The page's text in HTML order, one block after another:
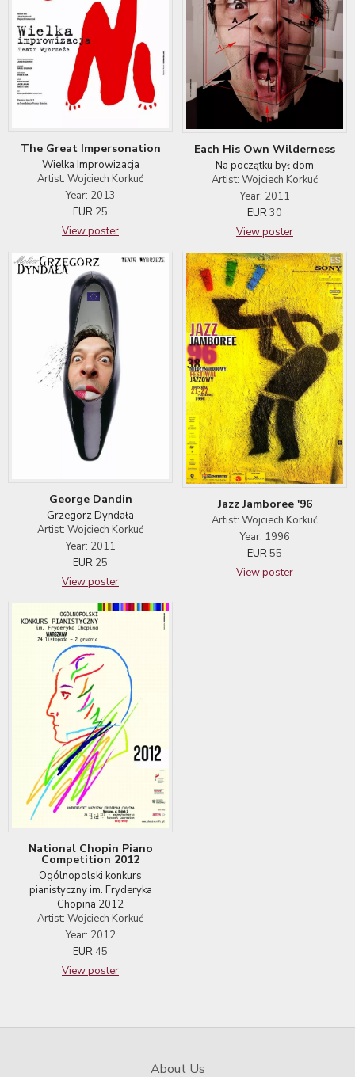
The Great Impersonation
Wielka Improwizacja
Artist: Wojciech Korkuć
Year: 2013
EUR 25
View poster
Each His Own Wilderness
Na początku był dom
Artist: Wojciech Korkuć
Year: 2011
EUR30
View poster
George Dandin
Grzegorz Dyndała
Artist: Wojciech Korkuć
Year: 2011
EUR 25
View poster
Jazz Jamboree '96
Artist: Wojciech Korkuć
Year: 1996
EUR55
View poster
National Chopin Piano
Competition 2012
Ogólnopolski konkurs
pianistyczny im. Fryderyka
Chopina 2012
Artist: Wojciech Korkuć
Year: 2012
EUR 45
View poster
About Us